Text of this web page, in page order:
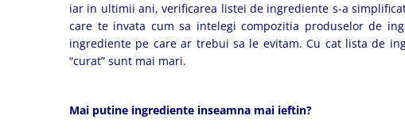
iar in ultimii ani, verificarea listei de ingrediente s-a
care te invata cum sa intelegi compozitia produselor de
ingrediente pe care ar trebui sa le evitam. Cu cat lista de
“curat” sunt mai mari.
Mai putine ingrediente inseamna mai ieftin?